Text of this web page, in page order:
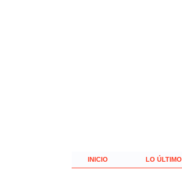
INICIO LO ÚLTIMO